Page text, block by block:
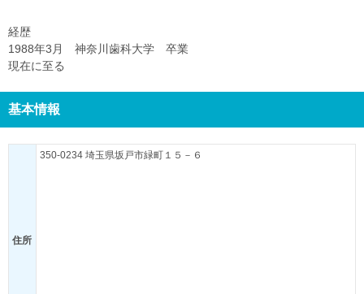
経歴
1988年3月 神奈川歯科大学 卒業
現在に至る
基本情報
住所
350-0234 埼玉県坂戸市緑町１５－６